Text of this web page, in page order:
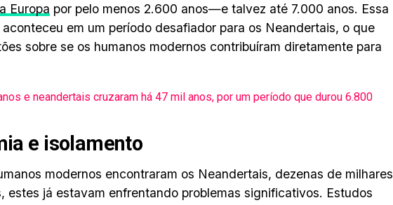
Europa por pelo menos 2.600 anos—e talvez até 7.000 anos. Essa
em um período desafiador para os Neandertais, o que
sobre se os humanos modernos contribuíram diretamente para
e neandertais cruzaram há 47 mil anos, por um período que durou 6.800
e isolamento
modernos encontraram os Neandertais, dezenas de milhares
estes já estavam enfrentando problemas significativos. Estudos